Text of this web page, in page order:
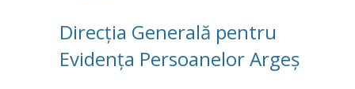
Direcția Generală pentru
Evidența Persoanelor Argeș